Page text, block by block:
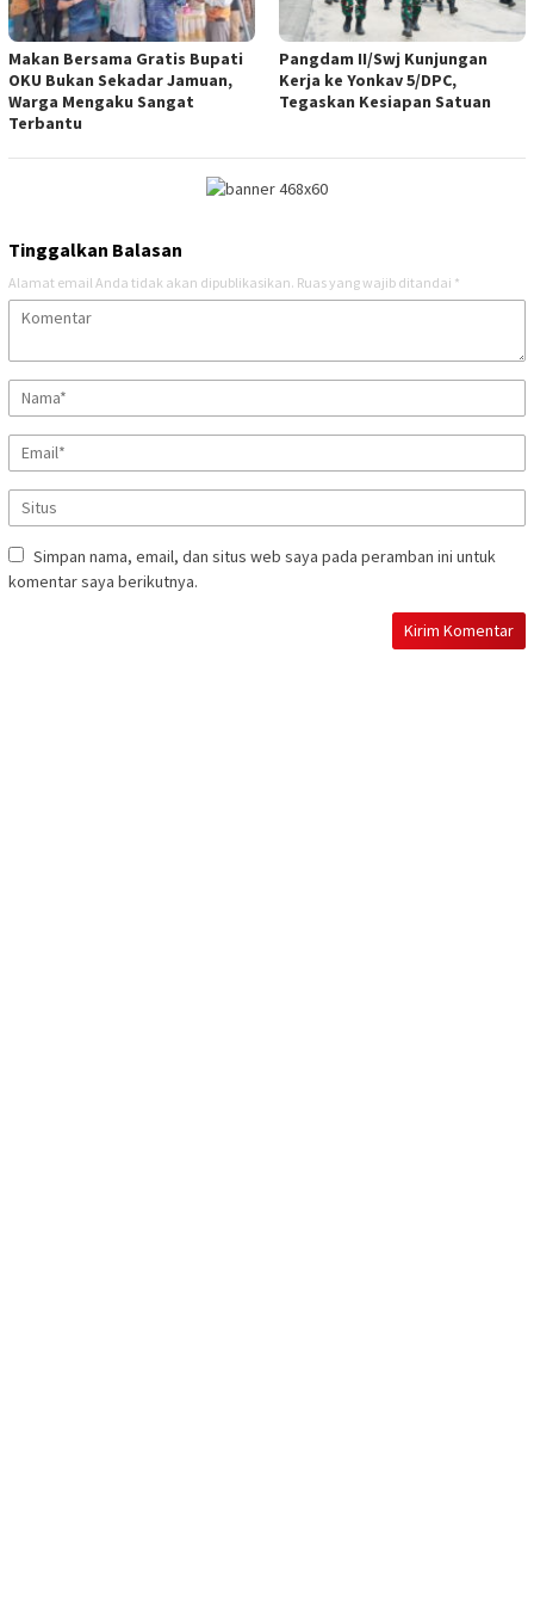
Makan Bersama Gratis Bupati
OKU Bukan Sekadar Jamuan,
Warga Mengaku Sangat
Terbantu
Pangdam II/Swj Kunjungan
Kerja ke Yonkav 5/DPC,
Tegaskan Kesiapan Satuan
Tinggalkan Balasan
Alamat email Anda tidak akan dipublikasikan. Ruas yang wajib ditandai *
Simpan nama, email, dan situs web saya pada peramban ini untuk
komentar saya berikutnya.